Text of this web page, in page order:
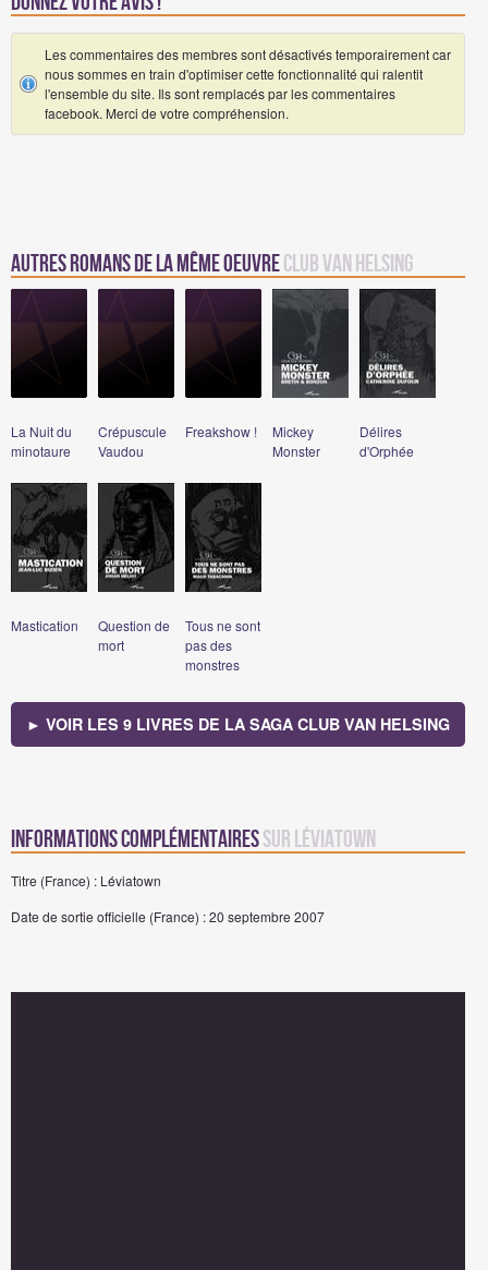
Les commentaires des membres sont désactivés temporairement car
nous sommes en train d'optimiser cette fonctionnalité qui ralentit
l'ensemble du site. Ils sont remplacés par les commentaires
facebook. Merci de votre compréhension.
Autres romans de la même oeuvreClub Van Helsing
La Nuit du
minotaure
Crépuscule
Vaudou
Freakshow !
Mickey
Monster
Délires
d'Orphée
Mastication
Question de
mort
Tous ne sont
pas des
monstres
► VOIR LES 9 LIVRES DE LA SAGA CLUB VAN HELSING
Informations complémentairessur Léviatown
Titre (France) : Léviatown
Date de sortie officielle (France) : 20 septembre 2007